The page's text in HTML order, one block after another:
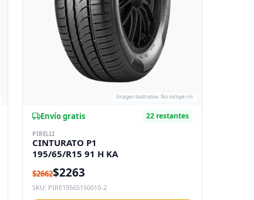
Imagen ilustrativa. No incluye rin.
Envío gratis 22 restantes
PIRELLI
CINTURATO P1
195/65/R15 91 H KA
$2662$2263
SKU: PIRE19565150010-2